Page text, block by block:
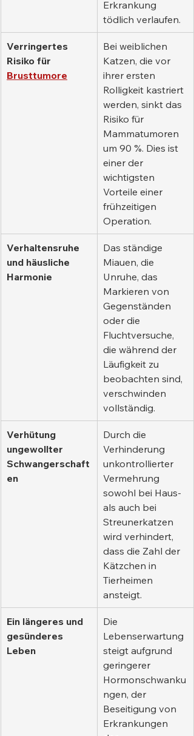
Erkrankung
tödlich verlaufen.
Verringertes
Risiko für
Brusttumore
Bei weiblichen
Katzen, die vor
ihrer ersten
Rolligkeit kastriert
werden, sinkt das
Risiko für
Mammatumoren
um 90 %. Dies ist
einer der
wichtigsten
Vorteile einer
frühzeitigen
Operation.
Verhaltensruhe
und häusliche
Harmonie
Das ständige
Miauen, die
Unruhe, das
Markieren von
Gegenständen
oder die
Fluchtversuche,
die während der
Läufigkeit zu
beobachten sind,
verschwinden
vollständig.
Verhütung
ungewollter
Schwangerschaft
en
Durch die
Verhinderung
unkontrollierter
Vermehrung
sowohl bei Haus-
als auch bei
Streunerkatzen
wird verhindert,
dass die Zahl der
Kätzchen in
Tierheimen
ansteigt.
Ein längeres und
gesünderes
Leben
Die
Lebenserwartung
steigt aufgrund
geringerer
Hormonschwanku
ngen, der
Beseitigung von
Erkrankungen